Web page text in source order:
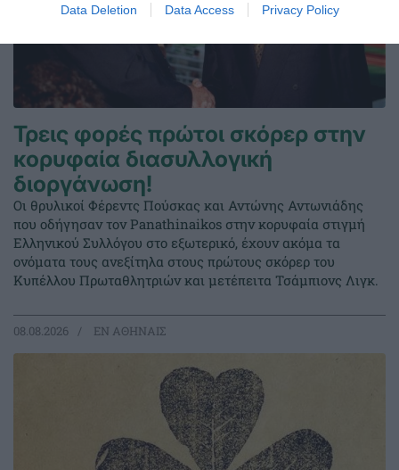
Data Deletion Data Access Privacy Policy
Τρεις φορές πρώτοι σκόρερ στην
κορυφαία διασυλλογική
διοργάνωση!
Οι θρυλικοί Φέρεντς Πούσκας και Αντώνης Αντωνιάδης
που οδήγησαν τον Panathinaikos στην κορυφαία στιγμή
Ελληνικού Συλλόγου στο εξωτερικό, έχουν ακόμα τα
ονόματα τους ανεξίτηλα στους πρώτους σκόρερ του
Κυπέλλου Πρωταθλητριών και μετέπειτα Τσάμπιονς Λιγκ.
08.08.2026 EΝ ΑΘΗΝΑΙΣ